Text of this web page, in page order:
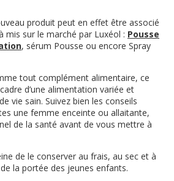
produit peut en effet être associé
mis sur le marché par Luxéol : Pousse
, sérum Pousse ou encore Spray
tout complément alimentaire, ce
d’une alimentation variée et
vie sain. Suivez bien les conseils
une femme enceinte ou allaitante,
de la santé avant de vous mettre à
de le conserver au frais, au sec et à
la portée des jeunes enfants.